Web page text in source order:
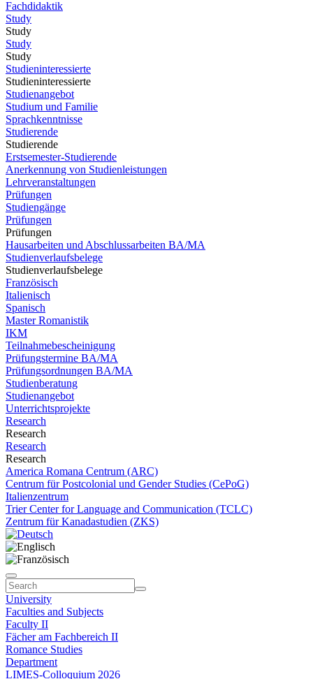
Fachdidaktik
Study
Study
Study
Study
Studieninteressierte
Studieninteressierte
Studienangebot
Studium und Familie
Sprachkenntnisse
Studierende
Studierende
Erstsemester-Studierende
Anerkennung von Studienleistungen
Lehrveranstaltungen
Prüfungen
Studiengänge
Prüfungen
Prüfungen
Hausarbeiten und Abschlussarbeiten BA/MA
Studienverlaufsbelege
Studienverlaufsbelege
Französisch
Italienisch
Spanisch
Master Romanistik
IKM
Teilnahmebescheinigung
Prüfungstermine BA/MA
Prüfungsordnungen BA/MA
Studienberatung
Studienangebot
Unterrichtsprojekte
Research
Research
Research
Research
America Romana Centrum (ARC)
Centrum für Postcolonial und Gender Studies (CePoG)
Italienzentrum
Trier Center for Language and Communication (TCLC)
Zentrum für Kanadastudien (ZKS)
University
Faculties and Subjects
Faculty II
Fächer am Fachbereich II
Romance Studies
Department
LIMES-Colloquium 2026